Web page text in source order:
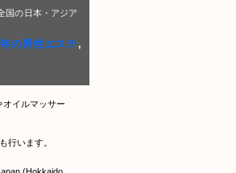
国の日本・アジア
の男性エステ,
イルマッサー
行います。